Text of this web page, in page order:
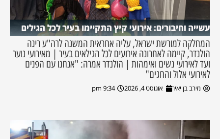
עשייה וחיבורים: אירועי קיץ התקיימו בעיר לכל הגילים
המחלקה למורשת ישראל, עליה אחראית המשנה לרה"ע רינה
הולנדר, קיימה לאחרונה אירועים לכל הגילאים בעיר | מאירועי נוער
ועד לאירועי נשים ואימהות | הולנדר אמרה: "אנחנו עם הפנים
לאירועי אלול והחגים"
מירב בן יאיר אוגוסט 4, 2026 9:34 pm